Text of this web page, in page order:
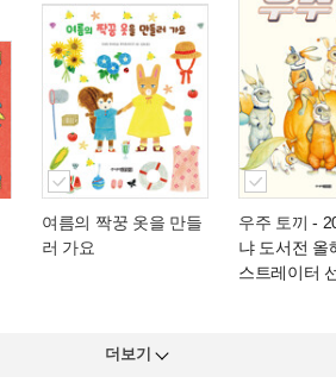
여름의 짝꿍 옷을 만들
러 가요
우주 토끼 -
냐 도서전 올
스트레이터
더보기